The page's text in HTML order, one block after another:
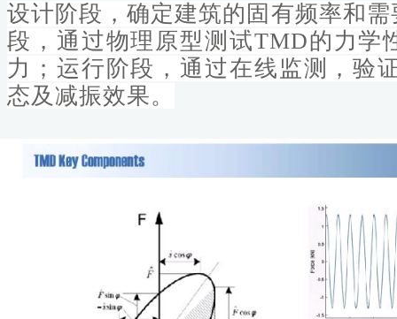
设计 阶段，确定建筑的 固 有频率和需
段，通过物理 原型测 试TMD的 力 学
力； 运行 阶段，通过在线 监测，验
态及减振效果。